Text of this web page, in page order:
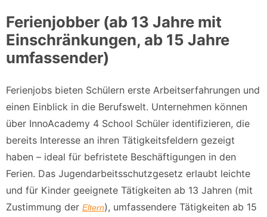
Ferienjobber (ab 13 Jahre mit
Einschränkungen, ab 15 Jahre
umfassender)
Ferienjobs bieten Schülern erste Arbeitserfahrungen und
einen Einblick in die Berufswelt. Unternehmen können
über InnoAcademy 4 School Schüler identifizieren, die
bereits Interesse an ihren Tätigkeitsfeldern gezeigt
haben – ideal für befristete Beschäftigungen in den
Ferien. Das Jugendarbeitsschutzgesetz erlaubt leichte
und für Kinder geeignete Tätigkeiten ab 13 Jahren (mit
Zustimmung der Eltern), umfassendere Tätigkeiten ab 15